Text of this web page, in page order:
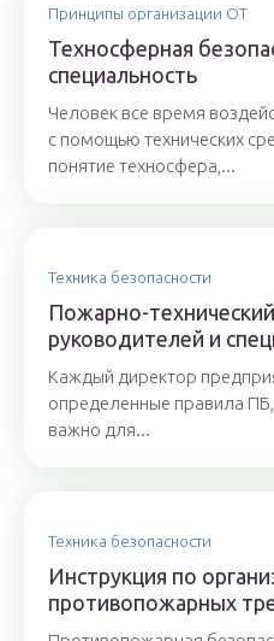
Принципы организации ОТ
Техносферная
специальность
Человек все время
с помощью технических
понятие техносфера,...
Техника безопасности
Пожарно-
руководителей и
Каждый директор
определенные правила
важно для...
Техника безопасности
Инструкция по
противопожарных